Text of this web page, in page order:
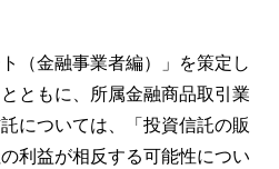
（金融事業者編）」を策定し
ともに、所属金融商品取引業
については、「投資信託の販
利益が相反する可能性につい